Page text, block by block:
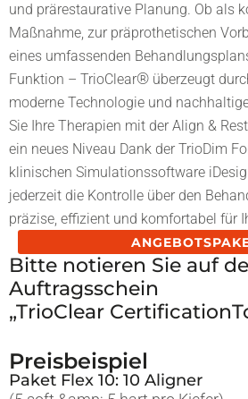
und prärestaurative Planung. Ob als
Maßnahme, zur präprothetischen
eines umfassenden
Funktion – TrioClear® überzeugt
moderne Technologie und
Sie Ihre Therapien mit der Align &
ein neues Niveau Dank der TrioDim
klinischen Simulationssoftware
jederzeit die Kontrolle über den
präzise, effizient und komfortabel für
Bitte notieren Sie auf
Auftragsschein
„TrioClear
Preisbeispiel
Paket Flex 10: 10 Aligner